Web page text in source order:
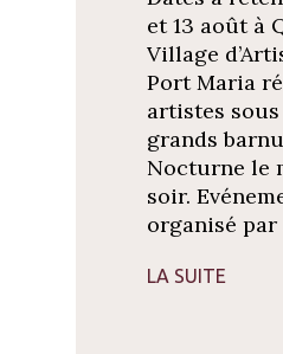
et 13 août à
Village
Port Maria
artistes sous
grands
Nocturne le
soir.
organisé
LA SUITE